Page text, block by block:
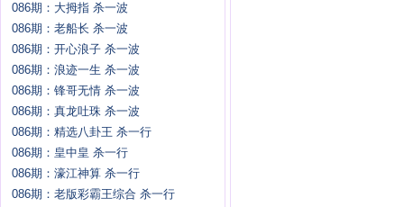
086期：大拇指 杀一波
086期：老船长 杀一波
086期：开心浪子 杀一波
086期：浪迹一生 杀一波
086期：锋哥无情 杀一波
086期：真龙吐珠 杀一波
086期：精选八卦王 杀一行
086期：皇中皇 杀一行
086期：濠江神算 杀一行
086期：老版彩霸王综合 杀一行